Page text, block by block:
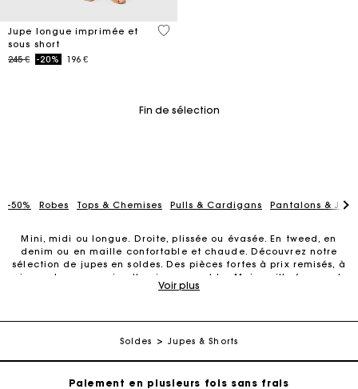
Jupe longue imprimée et
sous short
Price reduced from
245 €to-20% 196 €
3,7 out of 5 Customer Rating
Fin de sélection
-50% Robes Tops & Chemises Pulls & Cardigans Pantalons &
Mini, midi ou longue. Droite, plissée ou évasée. En tweed, en
denim ou en maille confortable et chaude. Découvrez notre
sélection de jupes en soldes. Des pièces fortes à prix remisés, à
mixer selon vos envies. Une jupe en soldes Maje, mille façons de
la porter.
jupes en soldes Majes’adaptent à toutes les envies de
qualité et des finitions soignées.
Voir plus
Soldes Jupes & Shorts
Carte Cadeau Maje : la meilleure façon d'offrir le
cadeau parfait
Paiement en plusieurs fois sans frais